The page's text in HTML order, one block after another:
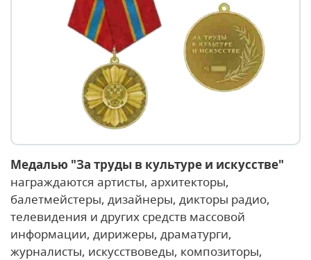
Медалью "За труды в культуре и искусстве"
награждаются артисты, архитекторы,
балетмейстеры, дизайнеры, дикторы радио,
телевидения и других средств массовой
информации, дирижеры, драматурги,
журналисты, искусствоведы, композиторы,